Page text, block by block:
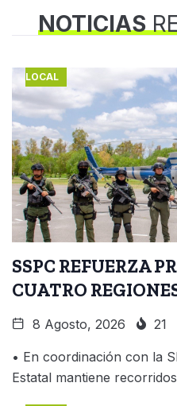
NOTICIAS
LOCAL
SSPC REFUERZA
CUATRO
8 Agosto, 2026 21
• En coordinación con la
Estatal mantiene